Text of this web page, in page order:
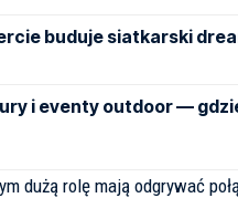
buduje siatkarski
i eventy outdoor —
dużą rolę mają odgrywać